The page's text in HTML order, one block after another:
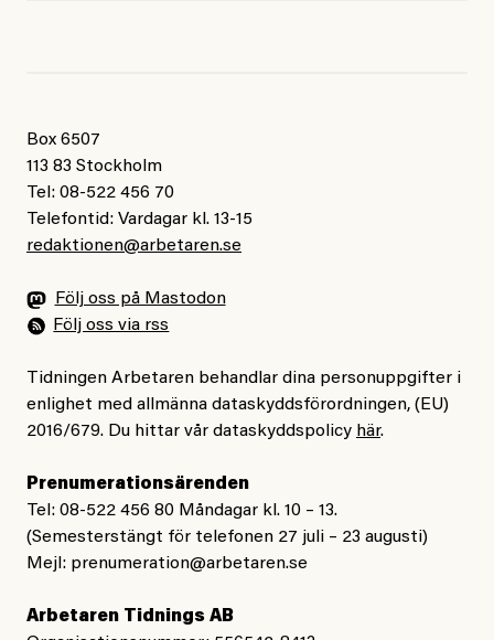
Box 6507
113 83 Stockholm
Tel: 08-522 456 70
Telefontid: Vardagar kl. 13-15
redaktionen@arbetaren.se
Följ oss på Mastodon
Följ oss via rss
Tidningen Arbetaren behandlar dina personuppgifter i
enlighet med allmänna dataskyddsförordningen, (EU)
2016/679. Du hittar vår dataskyddspolicy här.
Prenumerationsärenden
Tel: 08-522 456 80 Måndagar kl. 10 – 13.
(Semesterstängt för telefonen 27 juli – 23 augusti)
Mejl: prenumeration@arbetaren.se
Arbetaren Tidnings AB